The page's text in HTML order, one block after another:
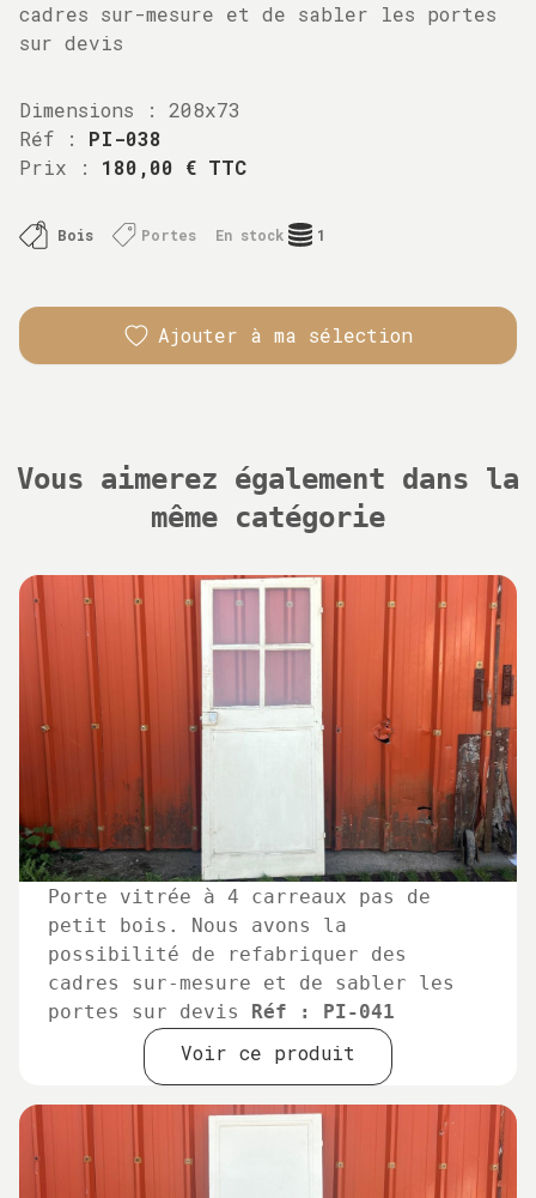
cadres sur-mesure et de sabler les portes
sur devis
Dimensions :
208x73
Réf : PI-038
Prix : 180,00 € TTC
Bois Portes En stock 1
Ajouter à ma sélection
Vous aimerez également dans la
même catégorie
Porte vitrée à 4 carreaux pas de
petit bois. Nous avons la
possibilité de refabriquer des
cadres sur-mesure et de sabler les
portes sur devis Réf : PI-041
Voir ce produit